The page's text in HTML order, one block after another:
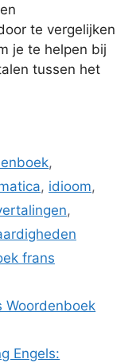
te vergelijken
je te helpen bij
tussen het
,
, idioom,
,
frans
Woordenboek
Engels: